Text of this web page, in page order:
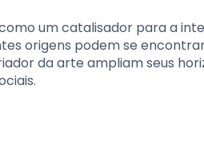
um catalisador para a
origens podem se
da arte ampliam seus